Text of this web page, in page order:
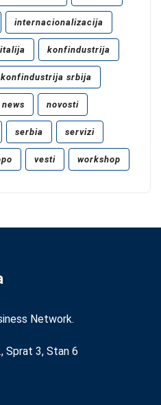
internacionalizacija
italija konfindustrija
konfindustrija srbija
news novosti
serbia servizi
vesti workshop
Network.
Sprat 3, Stan 6